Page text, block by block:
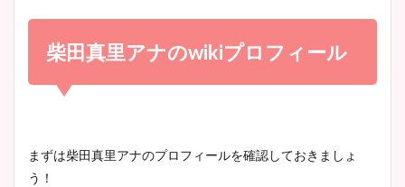
宇賀神メグアナのニット画像
小室瑛莉子のカップ画像まと
め！足が美脚でニット衣装も
かわいい！
清水麻椰アナのかわいい画
柴田真里アナのwikiプロフィール
まずは柴田真里アナのプロフィールを確認しておきましょ
う！